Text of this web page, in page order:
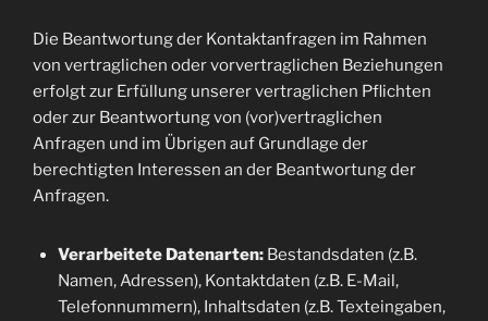
Die Beantwortung der Kontaktanfragen im Rahmen
von vertraglichen oder vorvertraglichen Beziehungen
erfolgt zur Erfüllung unserer vertraglichen Pflichten
oder zur Beantwortung von (vor)vertraglichen
Anfragen und im Übrigen auf Grundlage der
berechtigten Interessen an der Beantwortung der
Anfragen.
Verarbeitete Datenarten:Bestandsdaten (z.B.
Namen, Adressen), Kontaktdaten (z.B. E-Mail,
Telefonnummern), Inhaltsdaten (z.B. Texteingaben,